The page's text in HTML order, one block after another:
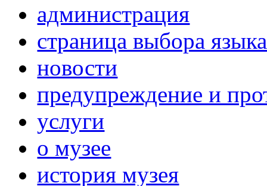
администрация
страница выбора языка
новости
предупреждение и
услуги
о музее
история музея